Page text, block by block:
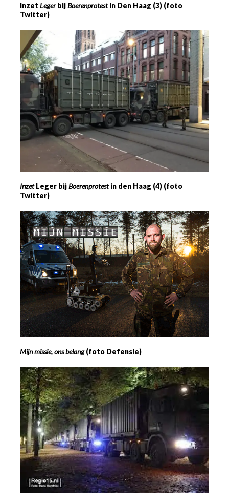
Inzet LegerbijBoerenprotestin Den Haag (3) (foto
Twitter)
InzetLeger bijBoerenprotestin den Haag (4) (foto
Twitter)
Mijn missie, ons belang(foto Defensie)